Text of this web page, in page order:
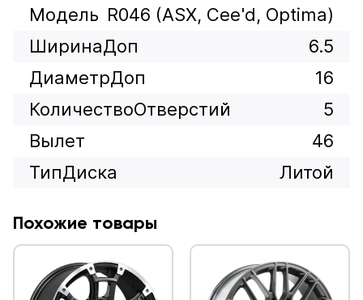
Модель R046 (ASX, Cee'd, Optima)
ШиринаДоп
6.5
ДиаметрДоп
16
КоличествоОтверстий
5
Вылет
46
ТипДиска
Литой
Похожие товары